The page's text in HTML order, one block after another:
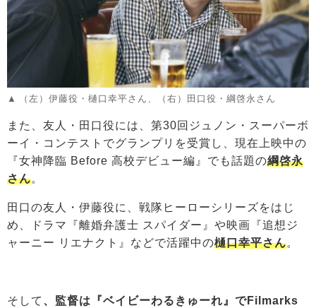
（左）伊藤役・樋口幸平さん、（右）田口役・綱啓永さん
また、友人・田口役には、第30回ジュノン・スーパーボ
ーイ・コンテストでグランプリを受賞し、現在上映中の
『女神降臨 Before 高校デビュー編』でも話題の綱啓永
さん。
田口の友人・伊藤役に、戦隊ヒーローシリーズをはじ
め、ドラマ『離婚弁護士 スパイダー』や映画『追想ジ
ャーニー リエナクト』などで活躍中の樋口幸平さん。
そして 、監督は『ベイビーわるきゅーれ』でFilmarks